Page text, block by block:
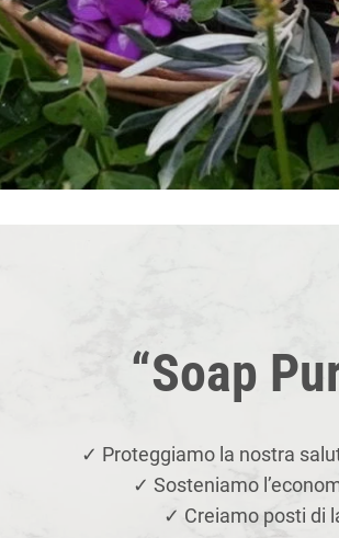
“Soap
✓ Proteggiamo la nostra
✓ Sosteniamo
✓ Creiamo posti di